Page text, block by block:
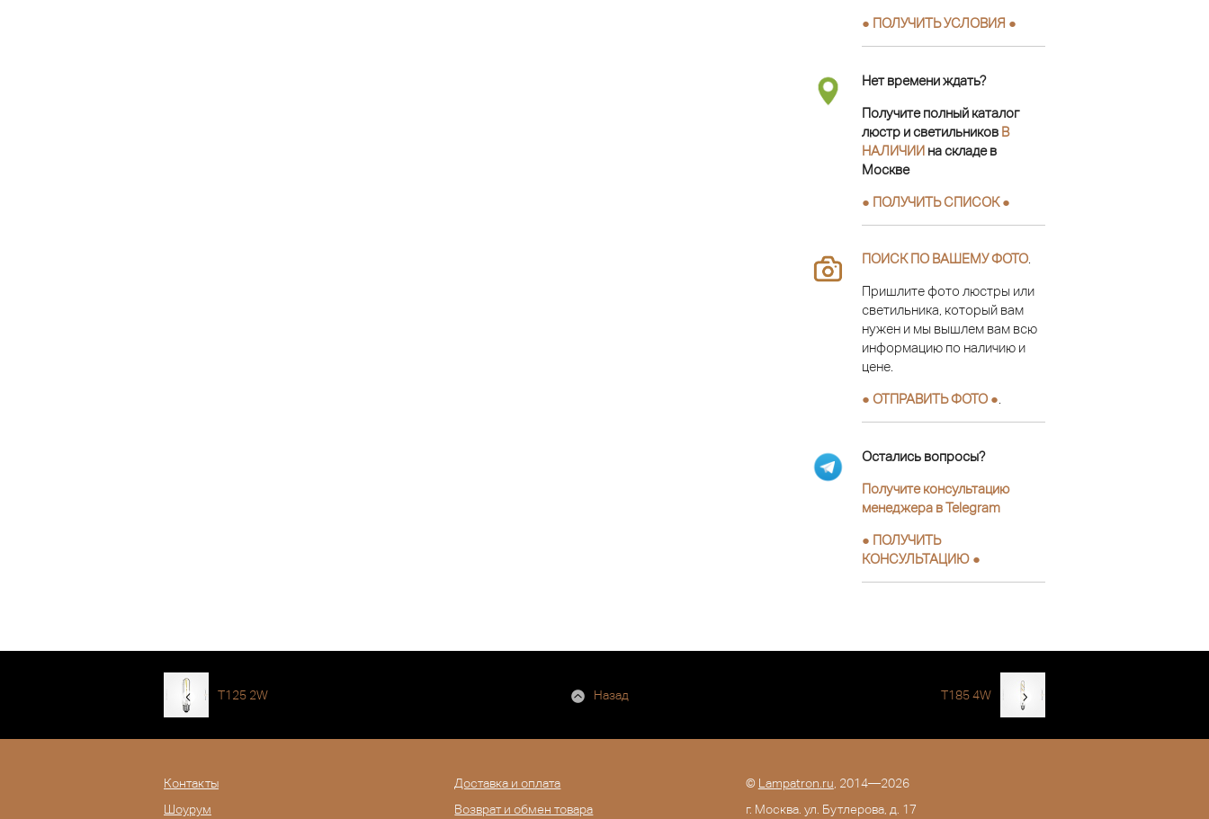
● ПОЛУЧИТЬ УСЛОВИЯ ●
Нет времени ждать?
Получите полный каталог
люстр и светильников В
НАЛИЧИИ на складе в
Москве
● ПОЛУЧИТЬ СПИСОК ●
ПОИСК ПО ВАШЕМУ ФОТО
Пришлите фото люстры или
светильника, который вам
нужен и мы вышлем вам всю
информацию по наличию и
цене.
● ОТПРАВИТЬ ФОТО ●
Остались вопросы?
Получите консультацию
менеджера в Telegram
● ПОЛУЧИТЬ
КОНСУЛЬТАЦИЮ ●
T125 2W Назад T185 4W
Контакты
Шоурум
Доставка и оплата
Возврат и обмен товара
© Lampatron.ru , 2014—2026
г. Москва. ул. Бутлерова, д. 17